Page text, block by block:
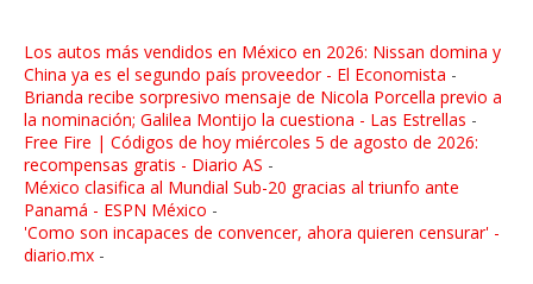
Los autos más vendidos en México en 2026: Nissan domina y
China ya es el segundo país proveedor - El Economista -
Brianda recibe sorpresivo mensaje de Nicola Porcella previo a
la nominación; Galilea Montijo la cuestiona - Las Estrellas -
Free Fire | Códigos de hoy miércoles 5 de agosto de 2026:
recompensas gratis - Diario AS -
México clasifica al Mundial Sub-20 gracias al triunfo ante
Panamá - ESPN México -
'Como son incapaces de convencer, ahora quieren censurar' -
diario.mx -